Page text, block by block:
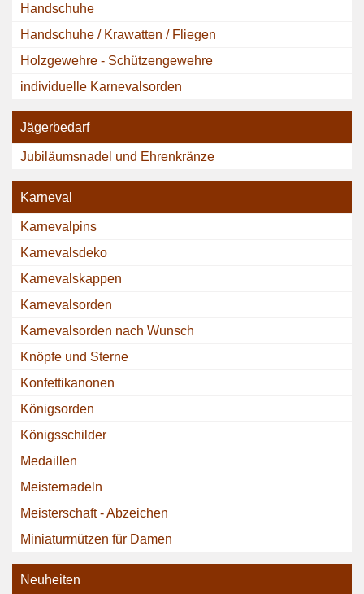
Handschuhe
Handschuhe / Krawatten / Fliegen
Holzgewehre - Schützengewehre
individuelle Karnevalsorden
Jägerbedarf
Jubiläumsnadel und Ehrenkränze
Karneval
Karnevalpins
Karnevalsdeko
Karnevalskappen
Karnevalsorden
Karnevalsorden nach Wunsch
Knöpfe und Sterne
Konfettikanonen
Königsorden
Königsschilder
Medaillen
Meisternadeln
Meisterschaft - Abzeichen
Miniaturmützen für Damen
Neuheiten